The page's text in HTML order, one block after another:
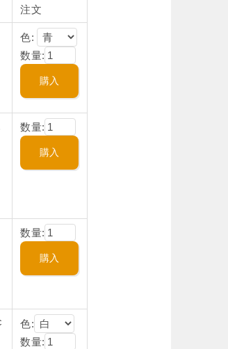
注文
色:
数量:
数量:
数量:
色:
数量: